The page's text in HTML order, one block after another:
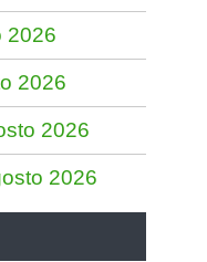
2026
2026
2026
2026